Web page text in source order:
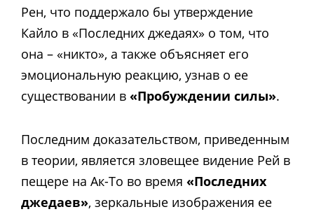
Рен, что поддержало бы утверждение
Кайло в «Последних джедаях» о том, что
она – «никто», а также объясняет его
эмоциональную реакцию, узнав о ее
существовании в «Пробуждении силы».
Последним доказательством, приведенным
в теории, является зловещее видение Рей в
пещере на Ак-То во время «Последних
джедаев», зеркальные изображения ее